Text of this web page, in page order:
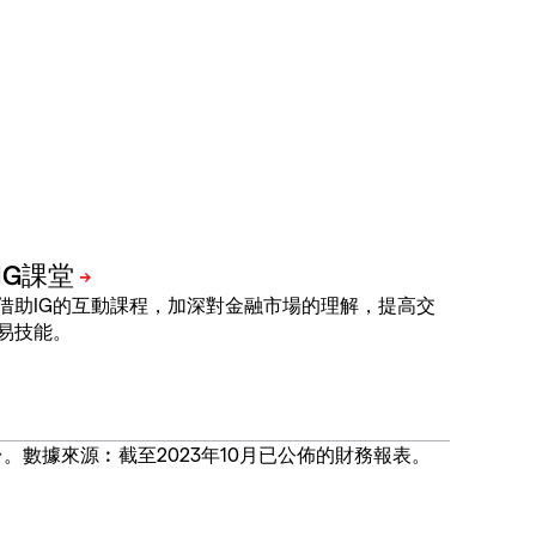
助IG的互動課程，加深對金融市場的理解，提高交
技能。
數據來源︰截至2023年10月已公佈的財務報表。